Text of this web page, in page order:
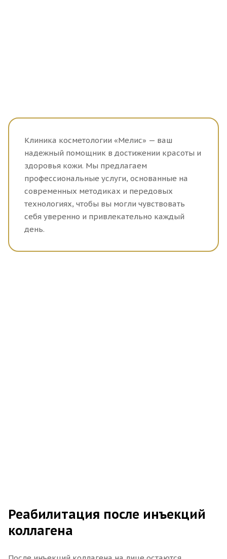
Клиника косметологии «Мелис» — ваш
надежный помощник в достижении красоты и
здоровья кожи. Мы предлагаем
профессиональные услуги, основанные на
современных методиках и передовых
технологиях, чтобы вы могли чувствовать
себя уверенно и привлекательно каждый
день.
Реабилитация после инъекций
коллагена